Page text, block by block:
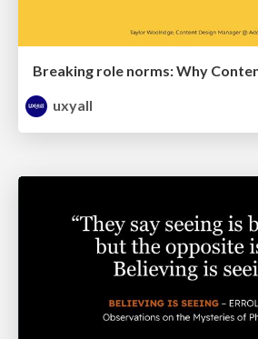
uxyall